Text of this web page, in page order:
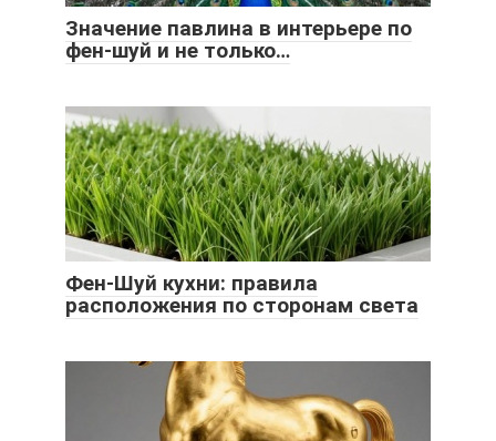
Значение павлина в интерьере по
фен-шуй и не только…
Фен-Шуй кухни: правила
расположения по сторонам света